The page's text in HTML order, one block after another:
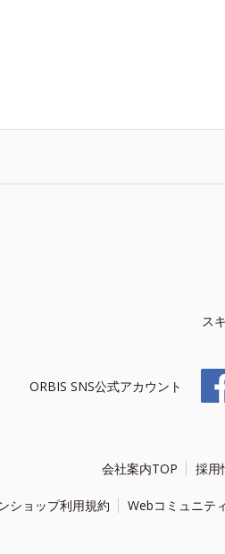
ス
ORBIS SNS公式アカウント
会社案内TOP 採用
ショップ利用規約 Webコミュニテ